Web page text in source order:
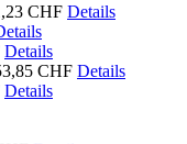
CHF Details
Details
CHF Details
Details